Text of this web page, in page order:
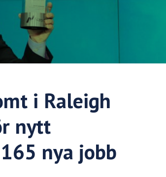
i Raleigh
nytt
nya jobb